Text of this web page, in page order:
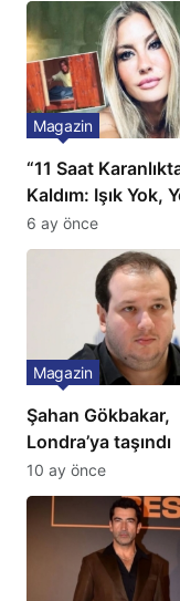
“11 Saat
Kaldım: Işık Yok,
Yok, Tuvalet Yok!”
Çağla Şikel’den
Magazin
6 ay önce
Şahan Gökbakar,
Londra’ya taşındı
Magazin
10 ay önce